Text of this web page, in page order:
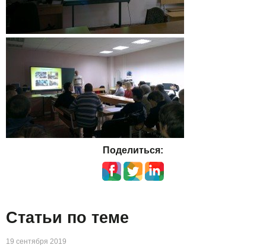
Поделиться:
Статьи по теме
19 сентября 2019